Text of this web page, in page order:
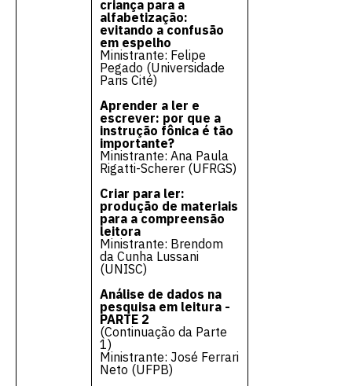
criança para a
alfabetização:
evitando a confusão
em espelho
Ministrante: Felipe
Pegado (Universidade
Paris Cité)
Aprender a ler e
escrever: por que a
instrução fônica é tão
importante?
Ministrante: Ana Paula
Rigatti-Scherer (UFRGS)
Criar para ler:
produção de materiais
para a compreensão
leitora
Ministrante: Brendom
da Cunha Lussani
(UNISC)
Análise de dados na
pesquisa em leitura -
PARTE 2
(Continuação da Parte
1)
Ministrante: José Ferrari
Neto (UFPB)
Escolha a vaga que você
quer concorrer:
vagas a partir do 2º ano de curso